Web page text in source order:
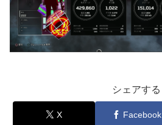
シェアする
X Facebook